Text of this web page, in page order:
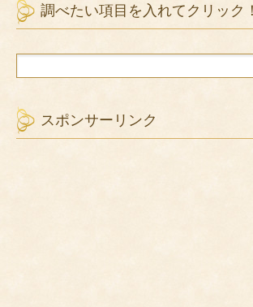
調べたい項目を入れてクリック！
スポンサーリンク